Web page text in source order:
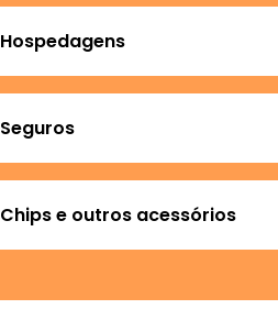
Hospedagens
Seguros
Chips e outros acessórios